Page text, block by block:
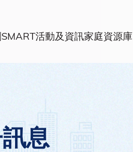
SMART活動及資訊家庭資源庫
息